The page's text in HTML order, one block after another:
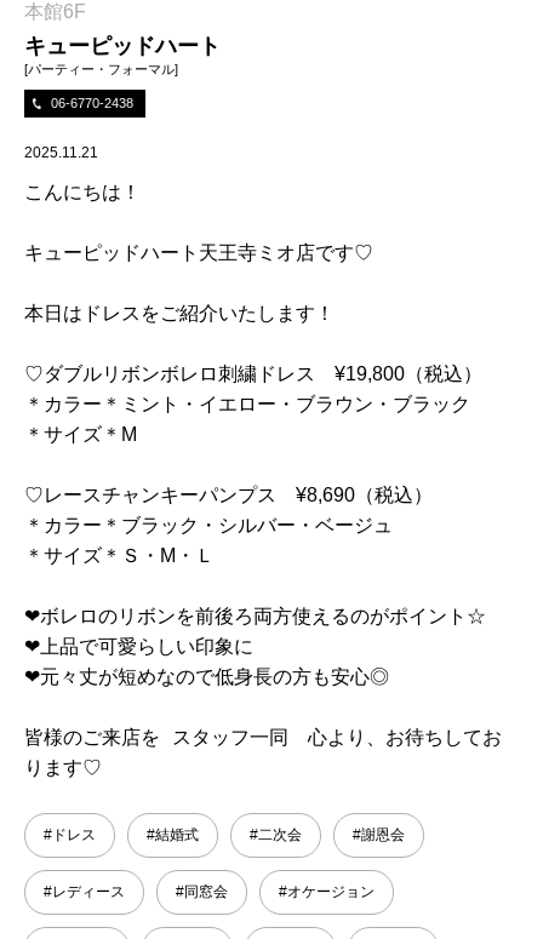
本館6F
キューピッドハート
[パーティー・フォーマル]
06-6770-2438
2025.11.21
こんにちは！
キューピッドハート天王寺ミオ店です♡
本日はドレスをご紹介いたします！
♡ダブルリボンボレロ刺繍ドレス ¥19,800（税込）
＊カラー＊ミント・イエロー・ブラウン・ブラック
＊サイズ＊M
♡レースチャンキーパンプス ¥8,690（税込）
＊カラー＊ブラック・シルバー・ベージュ
＊サイズ＊Ｓ・M・Ｌ
❤︎ボレロのリボンを前後ろ両方使えるのがポイント☆
❤︎上品で可愛らしい印象に
❤︎元々丈が短めなので低身長の方も安心◎
皆様のご来店を スタッフ一同 心より、お待ちしてお
ります♡
#ドレス #結婚式 #二次会 #謝恩会
#レディース #同窓会 #オケージョン